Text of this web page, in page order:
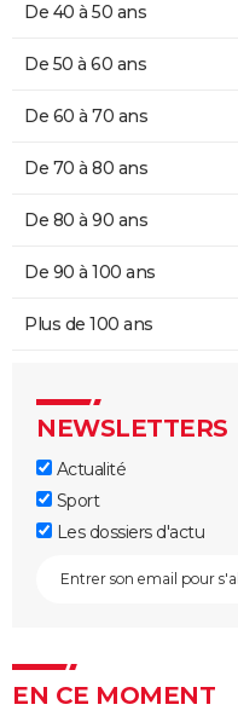
De 40 à 50 ans
De 50 à 60 ans
De 60 à 70 ans
De 70 à 80 ans
De 80 à 90 ans
De 90 à 100 ans
Plus de 100 ans
NEWSLETTERS
Actualité
Sport
Les dossiers d'actu
EN CE MOMENT